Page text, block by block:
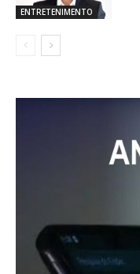
ENTRETENIMENTO